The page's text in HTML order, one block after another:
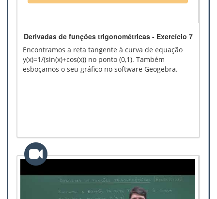
Derivadas de funções trigonométricas - Exercício 7
Encontramos a reta tangente à curva de equação
y(x)=1/(sin(x)+cos(x)) no ponto (0,1). Também
esboçamos o seu gráfico no software Geogebra.